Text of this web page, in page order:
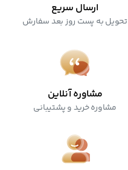
ارسال سریع
تحویل به پست روز بعد سفارش
مشاوره آنلاین
مشاوره خرید و پشتیبانی